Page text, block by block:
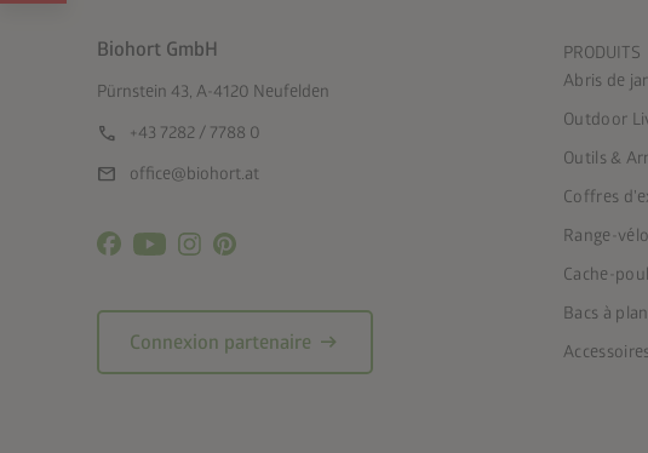
Biohort GmbH
Pürnstein 43, A-4120 Neufelden
call +43 7282 / 7788 0
mail office@biohort.at
Connexion partenaire arrow_right_alt
PRODUITS
Abris de
Outdoor
Outils &
Coffres
Range-
Cache-
Bacs à
Accessoires